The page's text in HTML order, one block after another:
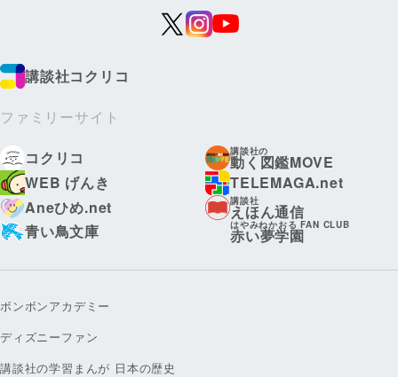
講談社コクリコ
ファミリーサイト
コクリコ
講談社の
動く図鑑MOVE
WEB げんき
TELEMAGA.net
Aneひめ.net
講談社
えほん通信
青い鳥文庫
はやみねかおる FAN CLUB
赤い夢学園
ボンボンアカデミー
ディズニーファン
講談社の学習まんが 日本の歴史